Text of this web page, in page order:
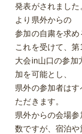
発表がされまし
より県外からの
参加の自粛を求め
これを受けて、
大会in山口の参加
加を可能とし、
県外の参加者は
ただきます。
県外からの会場
数ですが、宿泊